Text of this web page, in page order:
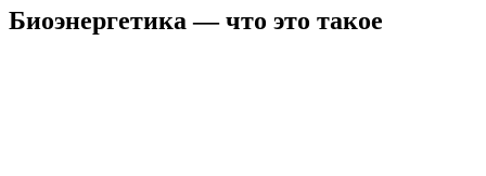
Биоэнергетика — что это такое